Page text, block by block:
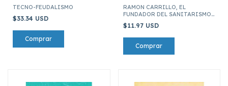
TECNO-FEUDALISMO
$33.34 USD
RAMON CARRILLO, EL
FUNDADOR DEL SANITARISMO
$11.97 USD